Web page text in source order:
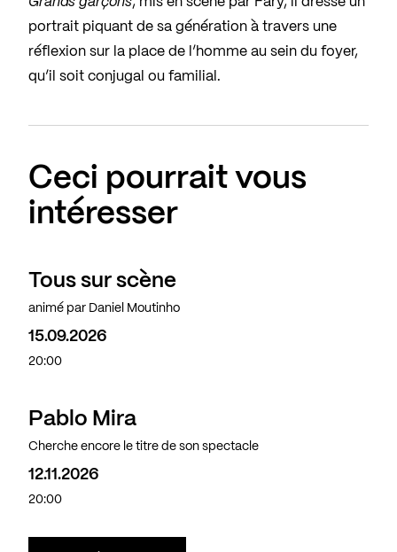
portrait piquant de sa génération à travers une
réflexion sur la place de l’homme au sein du foyer,
qu’il soit conjugal ou familial.
Ceci pourrait vous
intéresser
Tous sur scène
animé par Daniel Moutinho
15.09.2026
20:00
Pablo Mira
Cherche encore le titre de son spectacle
12.11.2026
20:00